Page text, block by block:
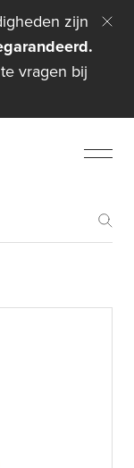
zijn
vragen bij